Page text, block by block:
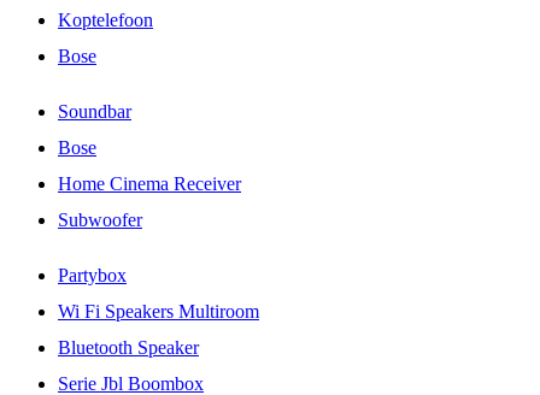
Koptelefoon
Bose
Soundbar
Bose
Home Cinema Receiver
Subwoofer
Partybox
Wi Fi Speakers Multiroom
Bluetooth Speaker
Serie Jbl Boombox